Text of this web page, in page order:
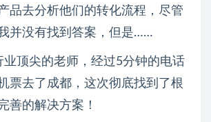
品去分析他们的转化流程，尽管
并没有找到答案，但是……
业顶尖的老师，经过5分钟的电话
票去了成都，这次彻底找到了根
善的解决方案！